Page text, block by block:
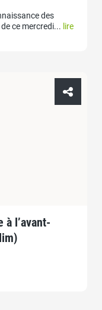
des
ce mercredi... lire
l’avant-